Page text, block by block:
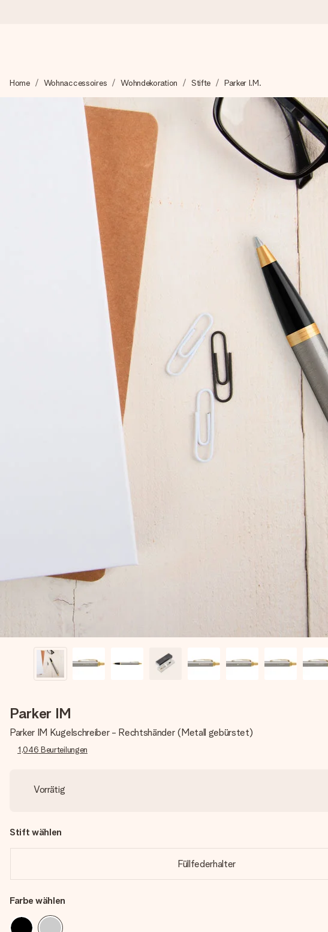
Wir bereiten dein Geschenk sorgfältig vor und schicken es blitzschnell –
4,8 (basierend auf +15.000 Bewertungen)
Unsere Geschenke begeistern. Kunden bewerten uns mit 4,8 bei Google
+49 39292 929695
Montag - Freitag : 8:30 - 17:00 Uhr
Samstag - Sonntag : 8:30 - 13:00 Uhr
Home Wohnaccessoires Wohndekoration Stifte Parker I.M.
Parker IM
Parker IM Kugelschreiber - Rechtshänder (Metall gebürstet)
1,046 Beurteilungen
Vorrätig
Stift wählen
Füllfederhalter
Farbe wählen